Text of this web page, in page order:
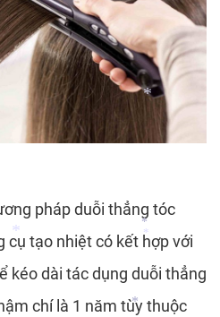
*
* *
pháp duỗi thẳng tóc
cụ tạo nhiệt có kết hợp với
kéo dài tác dụng duỗi thẳng
chí là 1 năm tùy thuộc